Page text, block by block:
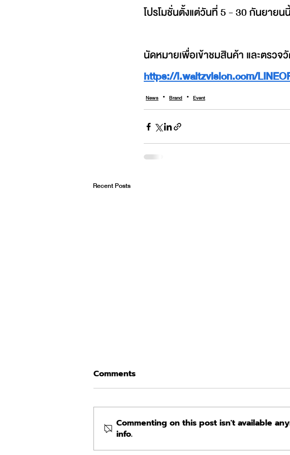
โปรโมชั่นตั้งแต่วันที่ 5 - 30 กันยายน
นัดหมายเพื่อเข้าชมสินค้า และตรวจ
https://l.waltzvision.com/
News Brand Event
Recent Posts
Comments
Commenting on this post isn't available
info.